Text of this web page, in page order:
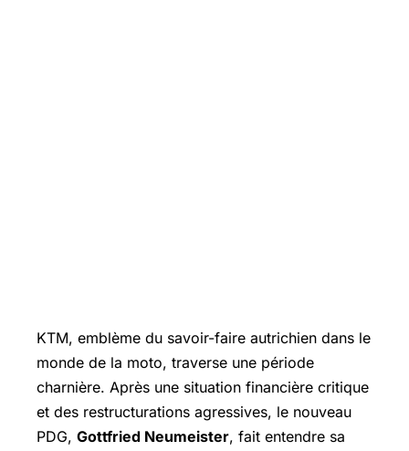
KTM, emblème du savoir-faire autrichien dans le
monde de la moto, traverse une période
charnière. Après une situation financière critique
et des restructurations agressives, le nouveau
PDG, Gottfried Neumeister, fait entendre sa